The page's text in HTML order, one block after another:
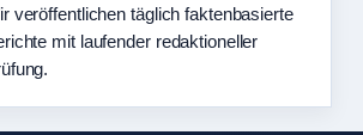
veröffentlichen täglich faktenbasierte
mit laufender redaktioneller